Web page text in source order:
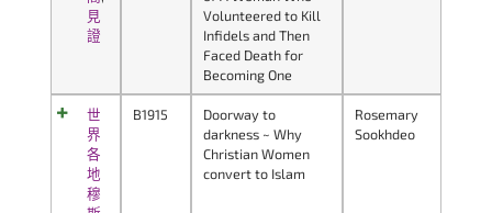
見
證
Volunteered to Kill
Infidels and Then
Faced Death for
Becoming One
世
界
各
地
穆
B1915
Doorway to
darkness ~ Why
Christian Women
convert to Islam
Rosemary
Sookhdeo